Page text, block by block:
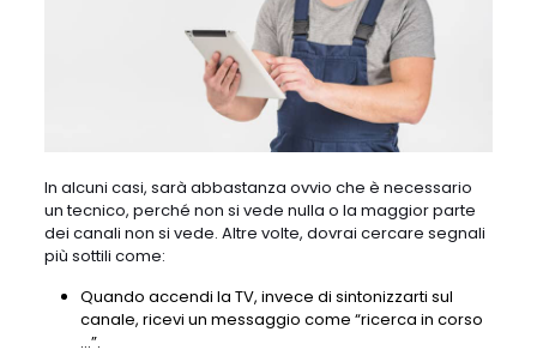
In alcuni casi, sarà abbastanza ovvio che è necessario
un tecnico, perché non si vede nulla o la maggior parte
dei canali non si vede. Altre volte, dovrai cercare segnali
più sottili come:
Quando accendi la TV, invece di sintonizzarti sul
canale, ricevi un messaggio come “ricerca in corso
…”.